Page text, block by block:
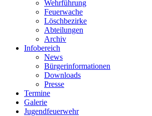
Wehrführung
Feuerwache
Löschbezirke
Abteilungen
Archiv
Infobereich
News
Bürgerinformationen
Downloads
Presse
Termine
Galerie
Jugendfeuerwehr